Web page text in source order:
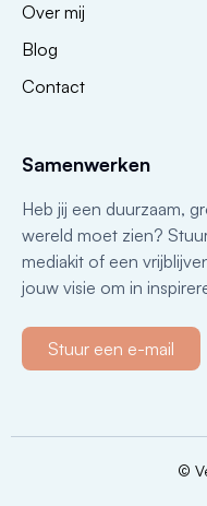
Over mij
Blog
Contact
Samenwerken
Heb jij een duurzaam,
wereld moet zien?
mediakit of een
jouw visie om in
Stuur een e-mail
©